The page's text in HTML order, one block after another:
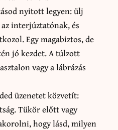
nyitott legyen: ülj
az interjúztatónak, és
Egy magabiztos, de
jó kezdet. A túlzott
vagy a lábrázás
üzenetet közvetít:
Tükör előtt vagy
hogy lásd, milyen